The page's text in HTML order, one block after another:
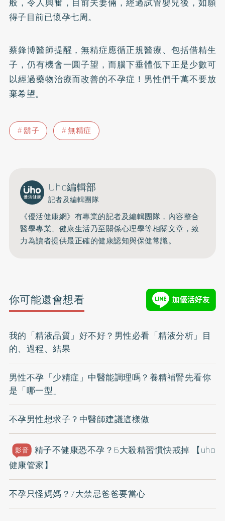
得子目前已懷孕七周。
蔡鋒博醫師提醒，無精症應循正規醫療、包括借精生
子，仍有機會一圓子望，而腦下垂體低下正是少數可
以經過藥物治療而改善的不孕症 ！男性們千萬不要放
棄希望。
鬍子 無精症
Uho編輯部
記者及編輯團隊
《優活健康網》有專業的記者及編輯團隊，內容整合
醫學專業、健康生活乃至關係心理學等相關文章，致
力為讀者提供最正確的健康認知與保健常識。
你可能還會想看
我的「精液品質」好不好？男性必看「精液分析」目
的、過程、結果
男性不孕「少精症」中醫能調理嗎？養精補腎先看你
是「哪一型」
不孕男性想求子？中醫師建議這樣做
影音
精子不健康恐不孕？6大殺精習慣快戒掉 【uho
健康管家】
不孕只怪媽媽？7大禁忌爸爸要當心